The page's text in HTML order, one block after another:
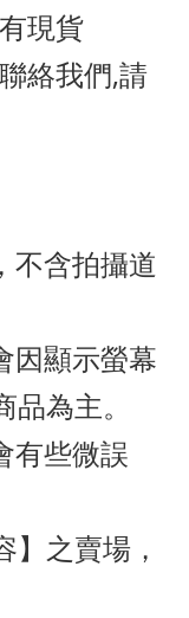
現貨
絡我們,請
不含拍攝道
因顯示螢幕
為主。
有些微誤
之賣場，